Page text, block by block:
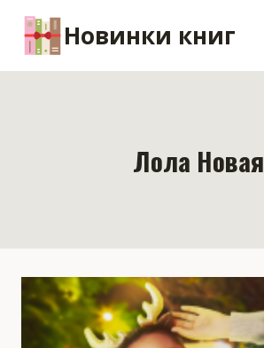
содержимому
Новинки книг
Лола Новая